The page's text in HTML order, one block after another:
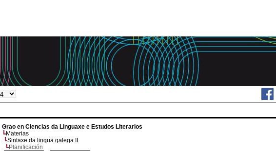
Grao en Ciencias da Linguaxe e Estudos Literarios
Materias
Sintaxe da lingua galega II
Planificación